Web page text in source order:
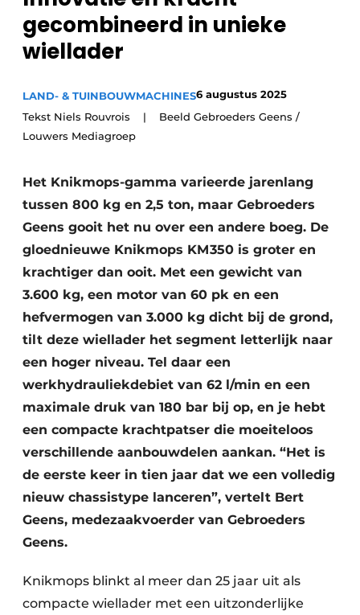
Privacy / Cookie statement
Vacature aanmelden
Video’s
gecombineerd in unieke
wiellader
LAND- & TUINBOUWMACHINES6 augustus 2025
Tekst Niels Rouvrois | Beeld Gebroeders Geens /
Louwers Mediagroep
Het Knikmops-gamma varieerde jarenlang
tussen 800 kg en 2,5 ton, maar Gebroeders
Geens gooit het nu over een andere boeg. De
gloednieuwe Knikmops KM 350 is groter en
krachtiger dan ooit. Met een gewicht van
3.600 kg, een motor van 60 pk en een
hefvermogen van 3.000 kg dicht bij de grond,
tilt deze wiellader het segment letterlijk naar
een hoger niveau. Tel daar een
werkhydrauliekdebiet van 62 l/min en een
maximale druk van 180 bar bij op, en je hebt
een compacte krachtpatser die moeiteloos
verschillende aanbouwdelen aankan. “Het is
de eerste keer in tien jaar dat we een volledig
nieuw chassistype lanceren”, vertelt Bert
Geens, medezaakvoerder van Gebroeders
Geens.
Knikmops blinkt al meer dan 25 jaar uit als
compacte wiellader met een uitzonderlijke